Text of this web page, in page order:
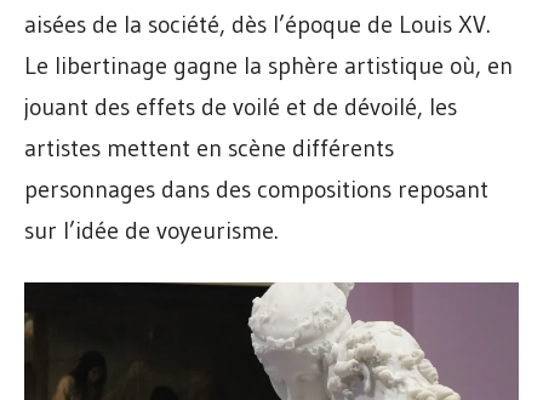
aisées de la société, dès l’époque de Louis XV.
Le libertinage gagne la sphère artistique où, en
jouant des effets de voilé et de dévoilé, les
artistes mettent en scène différents
personnages dans des compositions reposant
sur l’idée de voyeurisme.